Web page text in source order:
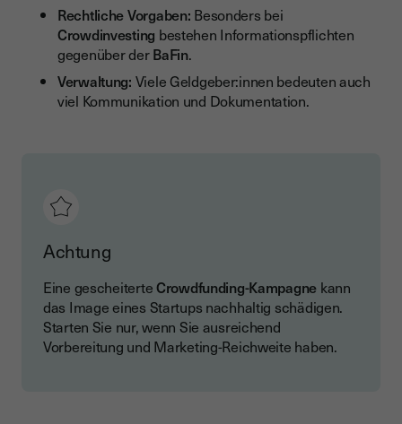
Rechtliche Vorgaben: Besonders bei
Crowdinvesting bestehen Informationspflichten
gegenüber derBaFin.
Verwaltung: Viele Geldgeber:innen bedeuten auch
viel Kommunikation und Dokumentation.
Achtung
Eine gescheiterteCrowdfunding-Kampagne kann
das Image eines Startups nachhaltig schädigen.
Starten Sie nur, wenn Sie ausreichend
Vorbereitung und Marketing-Reichweite haben.